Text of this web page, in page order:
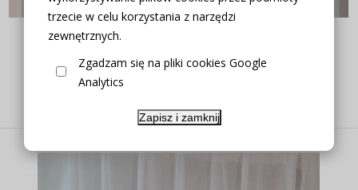
trzecie w celu korzystania z narzędzi
zewnętrznych.
Zgadzam się na pliki cookies Google
Analytics
Zapisz i zamknij
FIRANA ETAMINA ZŁOTE LIŚCIE 280CM